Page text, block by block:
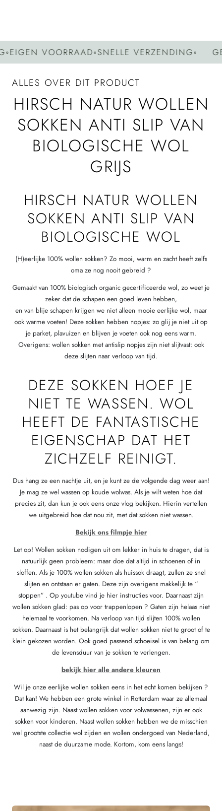
VOORRAAD◦SNELLE VERZENDING◦
ALLES OVER DIT PRODUCT
HIRSCH NATUR WOLLEN
SOKKEN ANTI SLIP VAN
BIOLOGISCHE WOL
GRIJS
HIRSCH NATUR WOLLEN
SOKKEN ANTI SLIP VAN
BIOLOGISCHE WOL
(H)eerlijke 100% wollen sokken? Zo mooi, warm en zacht heeft zelfs
oma ze nog nooit gebreid ?
Gemaakt van 100% biologisch organic gecertificeerde wol, zo weet je
zeker dat de schapen een goed leven hebben,
en van blije schapen krijgen we niet alleen mooie eerlijke wol, maar
ook warme voeten! Deze sokken hebben nopjes: zo glij je niet uit op
je parket, plavuizen en blijven je voeten ook nog eens warm.
Overigens: wollen sokken met antislip nopjes zijn niet slijtvast: ook
deze slijten naar verloop van tijd.
DEZE SOKKEN HOEF JE
NIET TE WASSEN. WOL
HEEFT DE FANTASTISCHE
EIGENSCHAP DAT HET
ZICHZELF REINIGT.
Dus hang ze een nachtje uit, en je kunt ze de volgende dag weer aan!
Je mag ze wel wassen op koude wolwas. Als je wilt weten hoe dat
precies zit, dan kun je ook eens onze vlog bekijken. Hierin vertellen
we uitgebreid hoe dat nou zit, met dat sokken niet wassen.
Bekijk ons filmpje hier
Let op! Wollen sokken nodigen uit om lekker in huis te dragen, dat is
natuurlijk geen probleem: maar doe dat altijd in schoenen of in
sloffen. Als je 100% wollen sokken als huissok draagt, zullen ze snel
slijten en ontstaan er gaten. Deze zijn overigens makkelijk te “
stoppen” . Op youtube vind je hier instructies voor. Daarnaast zijn
wollen sokken glad: pas op voor trappenlopen ? Gaten zijn helaas niet
helemaal te voorkomen. Na verloop van tijd slijten 100% wollen
sokken. Daarnaast is het belangrijk dat wollen sokken niet te groot of te
klein gekozen worden. Ook goed passend schoeisel is van belang om
de levensduur van je sokken te verlengen.
bekijk hier alle andere kleuren
Wil je onze eerlijke wollen sokken eens in het echt komen bekijken ?
Dat kan! We hebben een grote winkel in Rotterdam waar ze allemaal
aanwezig zijn. Naast wollen sokken voor volwassenen, zijn er ook
sokken voor kinderen. Naast wollen sokken hebben we de misschien
wel grootste collectie wol zijden en wollen ondergoed van Nederland,
naast de duurzame mode. Kortom, kom eens langs!